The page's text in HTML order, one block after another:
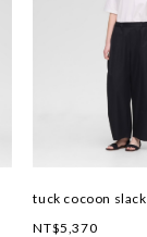
tuck cocoon
NT$5,370